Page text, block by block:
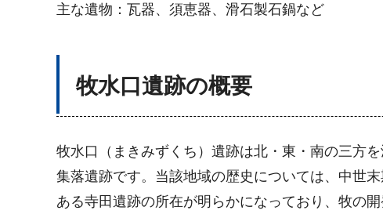
主な遺物：瓦器、須恵器、滑石製石鍋など
牧水口遺跡の概要
牧水口（まきみずくち）遺跡は北・東・南の三方
集落遺跡です。当該地域の歴史については、中世
ある寺田遺跡の所在が明らかになっており、牧の